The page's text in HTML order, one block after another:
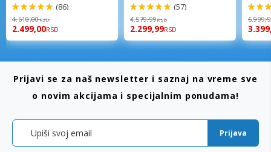
98%
(86)
4.610,00RSD
2.499,00RSD
96%
(57)
4.579,99RSD
2.299,99RSD
92%
Prijavi se za naš newsletter i saznaj na vreme sve
o novim akcijama i specijalnim ponudama!
Prijava